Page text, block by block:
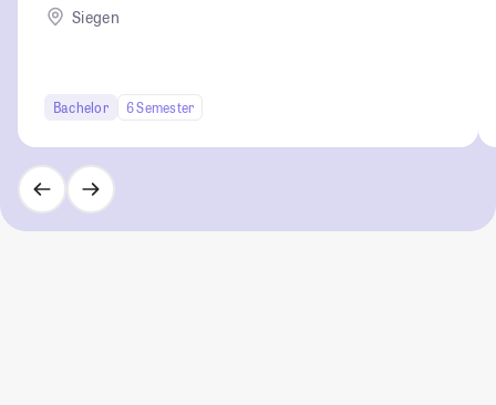
Siegen
Bachelor 6 Semester